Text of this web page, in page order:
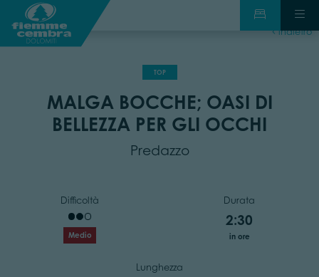
indietro
TOP
MALGA BOCCHE; OASI DI
BELLEZZA PER GLI OCCHI
Predazzo
Difficoltà
Medio
Durata
2:30
in ore
Lunghezza